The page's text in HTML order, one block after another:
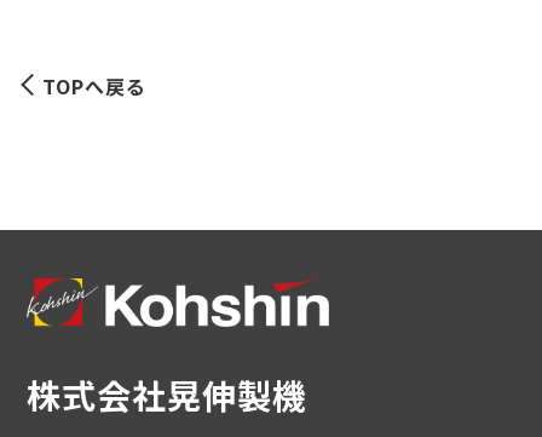
TOPへ戻る
株式会社晃伸製機